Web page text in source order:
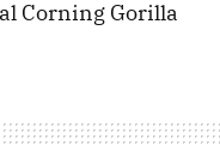
Corning Gorilla